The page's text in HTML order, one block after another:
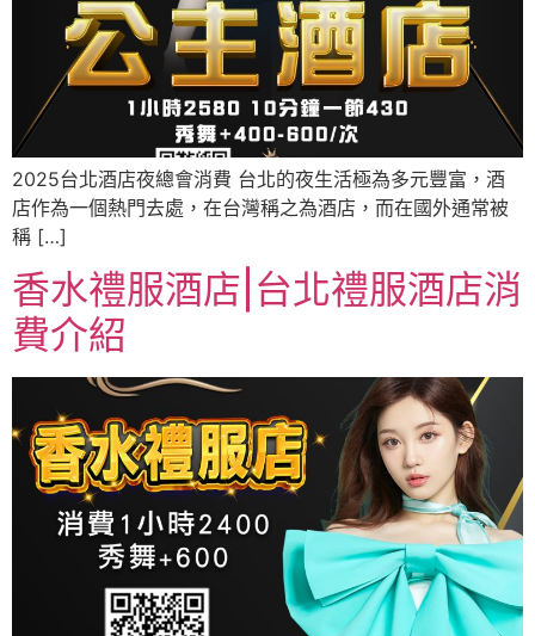
2025台北酒店夜總會消費 台北的夜生活極為多元豐富，酒
店作為一個熱門去處，在台灣稱之為酒店，而在國外通常被
稱 […]
香水禮服酒店|台北禮服酒店消
費介紹